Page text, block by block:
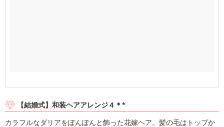
【結婚式】和装ヘアアレンジ４＊*
カラフルなダリアをぽんぽんと飾った花嫁ヘア。髪の毛はトップか